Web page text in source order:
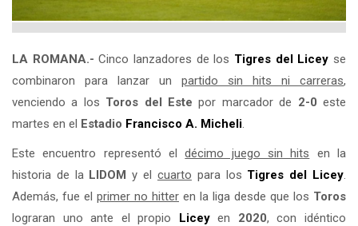
LA ROMANA.- Cinco lanzadores de los Tigres del Licey se
combinaron para lanzar un partido sin hits ni carreras,
venciendo a los Toros del Este por marcador de 2-0 este
martes en el Estadio Francisco A. Micheli
Este encuentro representó eldécimo juego sin hits en la
historia de la LIDOM y el cuarto para los Tigres del Licey
Además, fue el primer no hitter en la liga desde que los Toros
lograran uno ante el propio Liceyen 2020, con idéntico